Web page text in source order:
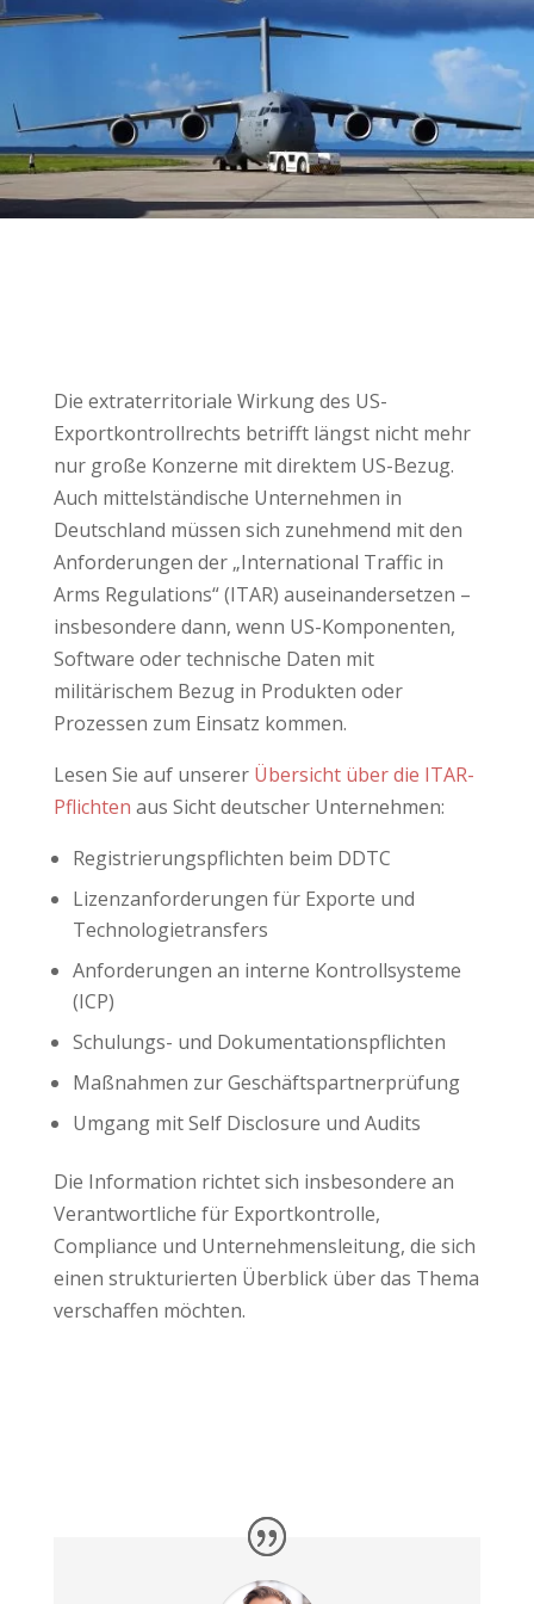
Die extraterritoriale Wirkung des US-
Exportkontrollrechts betrifft längst nicht mehr
nur große Konzerne mit direktem US-Bezug.
Auch mittelständische Unternehmen in
Deutschland müssen sich zunehmend mit den
Anforderungen der „International Traffic in
Arms Regulations“ (ITAR) auseinandersetzen –
insbesondere dann, wenn US-Komponenten,
Software oder technische Daten mit
militärischem Bezug in Produkten oder
Prozessen zum Einsatz kommen.
Lesen Sie auf unserer Übersicht über die ITAR-
Pflichten aus Sicht deutscher Unternehmen:
Registrierungspflichten beim DDTC
Lizenzanforderungen für Exporte und
Technologietransfers
Anforderungen an interne Kontrollsysteme
(ICP)
Schulungs- und Dokumentationspflichten
Maßnahmen zur Geschäftspartnerprüfung
Umgang mit Self Disclosure und Audits
Die Information richtet sich insbesondere an
Verantwortliche für Exportkontrolle,
Compliance und Unternehmensleitung, die sich
einen strukturierten Überblick über das Thema
verschaffen möchten.